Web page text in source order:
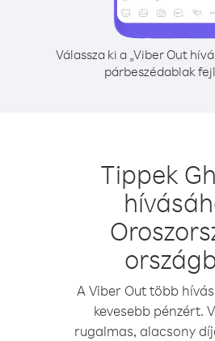
Válassza ki a „Viber Out
párbeszédablak
Tippek
A Viber Out több
kevesebb pénzért.
rugalmas, alacsony